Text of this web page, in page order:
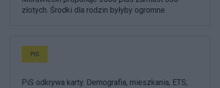
złotych. Środki dla rodzin byłyby ogromne
PiS
PiS odkrywa karty. Demografia, mieszkania, ETS,